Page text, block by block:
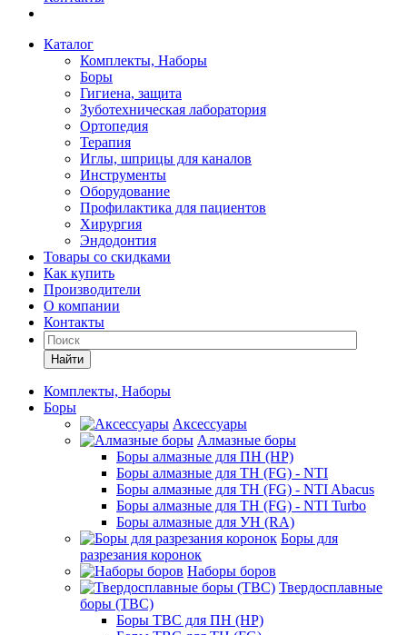
Каталог
Комплекты, Наборы
Боры
Гигиена, защита
Зуботехническая лаборатория
Ортопедия
Терапия
Иглы, шприцы для каналов
Инструменты
Оборудование
Профилактика для пациентов
Хирургия
Эндодонтия
Товары со скидками
Как купить
Производители
О компании
Контакты
Найти
Комплекты, Наборы
Боры
Аксессуары
Алмазные боры
Боры алмазные для ПН (HP)
Боры алмазные для ТН (FG) - NTI
Боры алмазные для ТН (FG) - NTI Abacus
Боры алмазные для ТН (FG) - NTI Turbo
Боры алмазные для УН (RA)
Боры для
разрезания коронок
Наборы боров
Твердосплавные
боры (ТВС)
Боры ТВС для ПН (HP)